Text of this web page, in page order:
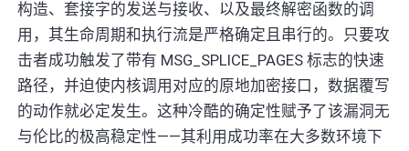
构造、套接字的发送与接收、以及最终解密函数的调
用，其生命周期和执行流是严格确定且串行的。只要攻
击者成功触发了带有 MSG_SPLICE_PAGES 标志的快速
路径，并迫使内核调用对应的原地加密接口，数据覆写
的动作就必定发生。这种冷酷的确定性赋予了该漏洞无
与伦比的极高稳定性——其利用成功率在大多数环境下